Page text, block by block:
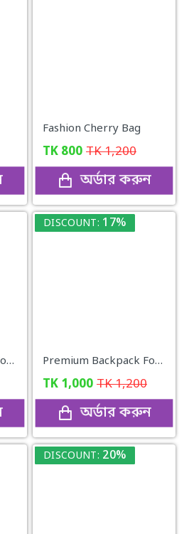
Fashion Cherry Bag
TK 800 TK1,200
অর্ডার করুন
Premium Backpack For Girls (copy colour)
DISCOUNT: 17%
Premium Backpack For Girls (black colour)
TK 1,000 TK1,200
অর্ডার করুন
DISCOUNT: 20%